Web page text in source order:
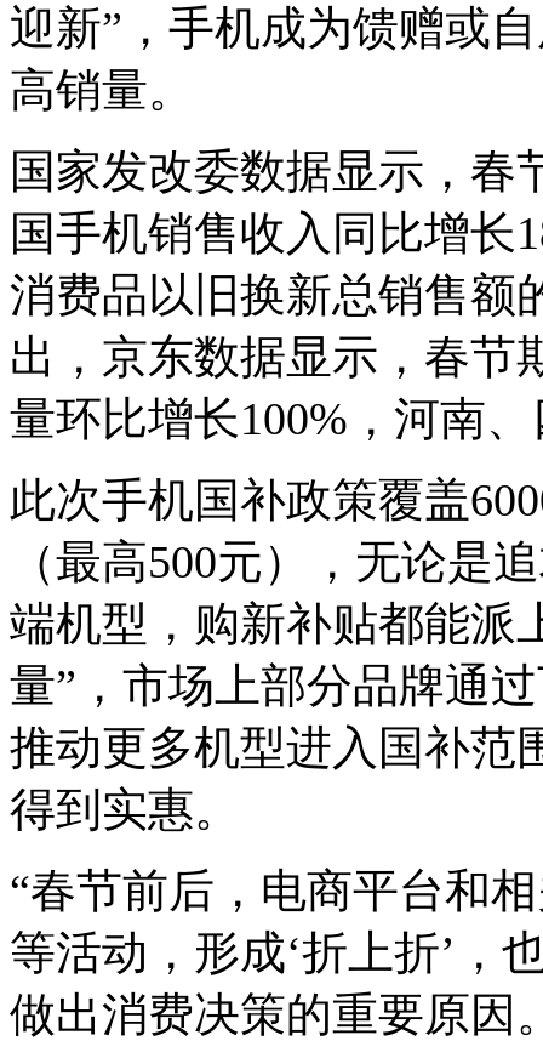
迎新”，手机成为馈赠或
高销量。
国家发改委数据显示，
国手机销售收入同比增长
消费品以旧换新总销售额
出，京东数据显示，春节
量环比增长100%，河南
此次手机国补政策覆盖
（最高500元），无论是
端机型，购新补贴都能派
量”，市场上部分品牌通
推动更多机型进入国补范
得到实惠。
“春节前后，电商平台和
等活动，形成‘折上折’，
做出消费决策的重要原因